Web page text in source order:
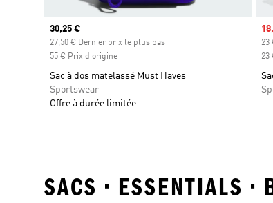
Prix actuel
30,25 €
27,50 € Dernier prix le plus bas
55 € Prix d'origine
Sac à dos matelassé Must Haves
Sportswear
Offre à durée limitée
23
23
SACS • ESSENTIALS •